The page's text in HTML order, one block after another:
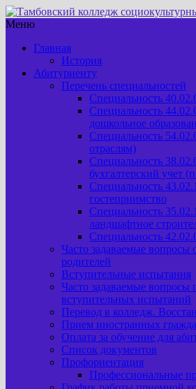
Меню
Главная
История
Абитуриенту
Перечень специальностей
Специальность
Специальность
дошкольное
Специальность
отраслям)
Специальность
бухгалтерский учет
Специальность
гостеприимство
Специальность
ландшафтное
Специальность
Часто задаваемые вопросы
родителей
Вступительные испытания
Часто задаваемые вопросы
вступительных испытаний
Перевод в колледж.
Прием иностранных
Оплата за обучение для
Список документов
Профориентация
Профессиональные